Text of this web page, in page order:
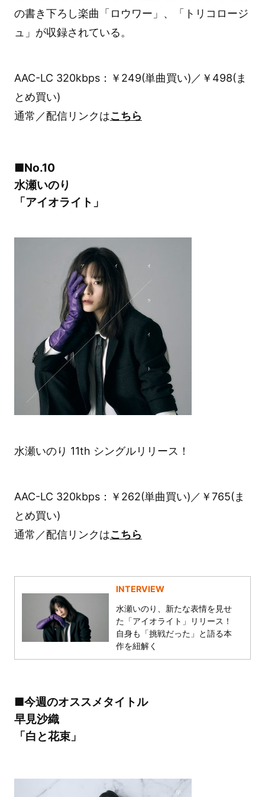
の書き下ろし楽曲「ロウワー」、「トリコロージ
ュ」が収録されている。
AAC-LC 320kbps：￥249(単曲買い)／￥498(ま
とめ買い)
通常／配信リンクはこちら
■No.10
水瀬いのり
「アイオライト」
水瀬いのり 11th シングルリリース！
AAC-LC 320kbps：￥262(単曲買い)／￥765(ま
とめ買い)
通常／配信リンクはこちら
INTERVIEW
水瀬いのり、新たな表情を見せ
た「アイオライト」リリース！
自身も「挑戦だった」と語る本
作を紐解く
■今週のオススメタイトル
早見沙織
「白と花束」